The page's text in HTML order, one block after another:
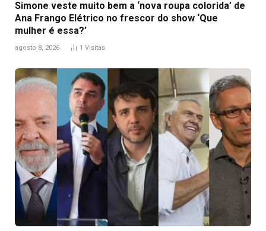
Simone veste muito bem a ‘nova roupa colorida’ de
Ana Frango Elétrico no frescor do show ‘Que
mulher é essa?’
agosto 8, 2026 1 Visitas